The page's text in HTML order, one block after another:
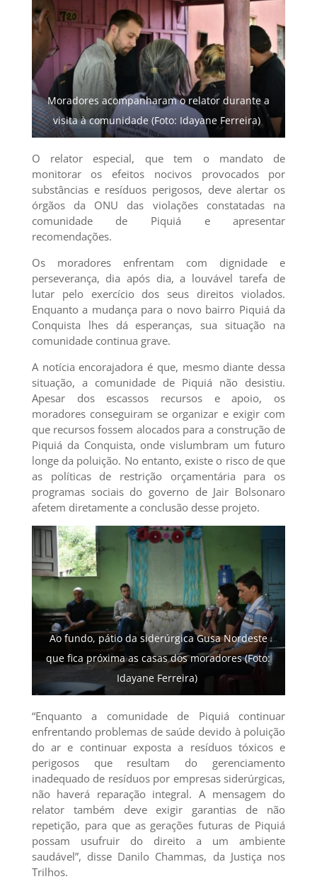
Moradores acompanharam o relator durante a
visita à comunidade (Foto: Idayane Ferreira)
O relator especial, que tem o mandato de
monitorar os efeitos nocivos provocados por
substâncias e resíduos perigosos, deve alertar os
órgãos da ONU das violações constatadas na
comunidade de Piquiá e apresentar
recomendações.
Os moradores enfrentam com dignidade e
perseverança, dia após dia, a louvável tarefa de
lutar pelo exercício dos seus direitos violados.
Enquanto a mudança para o novo bairro Piquiá da
Conquista lhes dá esperanças, sua situação na
comunidade continua grave.
A notícia encorajadora é que, mesmo diante dessa
situação, a comunidade de Piquiá não desistiu.
Apesar dos escassos recursos e apoio, os
moradores conseguiram se organizar e exigir com
que recursos fossem alocados para a construção de
Piquiá da Conquista, onde vislumbram um futuro
longe da poluição. No entanto, existe o risco de que
as políticas de restrição orçamentária para os
programas sociais do governo de Jair Bolsonaro
afetem diretamente a conclusão desse projeto.
Ao fundo, pátio da siderúrgica Gusa Nordeste
que fica próxima as casas dos moradores (Foto:
Idayane Ferreira)
“Enquanto a comunidade de Piquiá continuar
enfrentando problemas de saúde devido à poluição
do ar e continuar exposta a resíduos tóxicos e
perigosos que resultam do gerenciamento
inadequado de resíduos por empresas siderúrgicas,
não haverá reparação integral. A mensagem do
relator também deve exigir garantias de não
repetição, para que as gerações futuras de Piquiá
possam usufruir do direito a um ambiente
saudável”, disse Danilo Chammas, da Justiça nos
Trilhos.